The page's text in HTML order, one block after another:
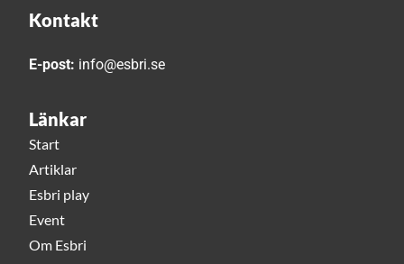
Kontakt
E-post: info@esbri.se
Länkar
Start
Artiklar
Esbri play
Event
Om Esbri